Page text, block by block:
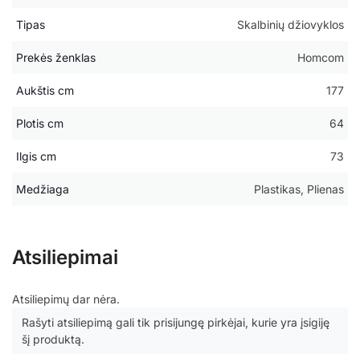
Tipas Skalbinių džiovyklos
Prekės ženklas Homcom
Aukštis cm 177
Plotis cm 64
Ilgis cm 73
Medžiaga Plastikas, Plienas
Atsiliepimai
Atsiliepimų dar nėra.
Rašyti atsiliepimą gali tik prisijungę pirkėjai, kurie yra įsigiję
šį produktą.